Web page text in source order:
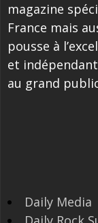
magazine
France mais
pousse à
et
au grand
Daily Media